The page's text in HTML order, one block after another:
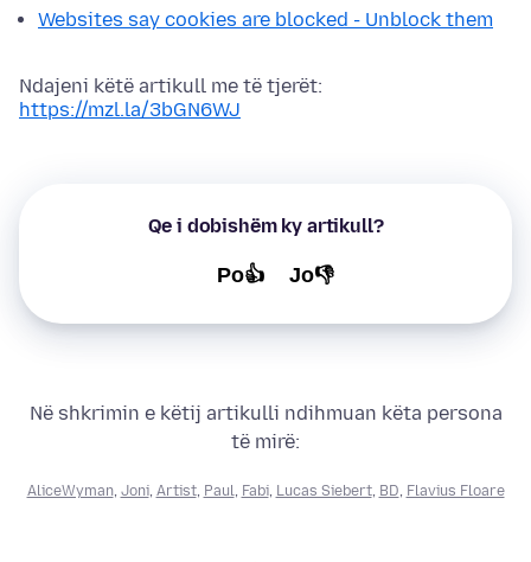
Websites say cookies are blocked - Unblock them
Ndajeni këtë artikull me të tjerët:
https://mzl.la/3bGN6WJ
Qe i dobishëm ky artikull?
Po👍 Jo👎
Në shkrimin e këtij artikulli ndihmuan këta persona
të mirë:
AliceWyman, Joni, Artist, Paul, Fabi, Lucas Siebert, BD, Flavius Floare